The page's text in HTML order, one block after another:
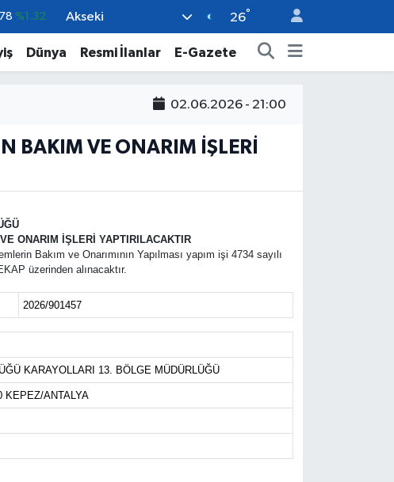
%1.32
%-0.02
%11
Akseki 26°
Dünya Resmi İlanlar E-Gazete
02.06.2026 - 21:00
BAKIM VE ONARIM İŞLERİ
ONARIM İŞLERİ YAPTIRILACAKTIR
Bakım ve Onarımının Yapılması yapım işi 4734 sayılı
üzerinden alınacaktır.
2026/901457
KARAYOLLARI 13. BÖLGE MÜDÜRLÜĞÜ
KEPEZ/ANTALYA